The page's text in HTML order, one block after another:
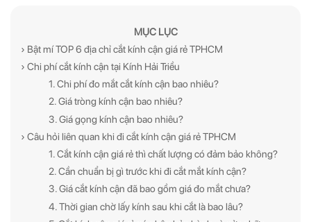
MỤC LỤC
› Bật mí TOP 6 địa chỉ cắt kính cận giá rẻ TPHCM
› Chi phí cắt kính cận tại Kính Hải Triều
1. Chi phí đo mắt cắt kính cận bao nhiêu?
2. Giá tròng kính cận bao nhiêu?
3. Giá gọng kính cận bao nhiêu?
› Câu hỏi liên quan khi đi cắt kính cận giá rẻ TPHCM
1. Cắt kính cận giá rẻ thì chất lượng có đảm bảo không?
2. Cần chuẩn bị gì trước khi đi cắt mắt kính cận?
3. Giá cắt kính cận đã bao gồm giá đo mắt chưa?
4. Thời gian chờ lấy kính sau khi cắt là bao lâu?